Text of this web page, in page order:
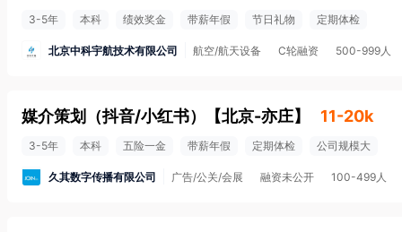
3-5年 本科 绩效奖金 带薪年假 节日礼物 定期体检
北京中科宇航技术有限公司 航空/航天设备 C轮融资 500-999人
媒介策划（抖音/小红书） 【北京-亦庄】 11-20k
3-5年 本科 五险一金 带薪年假 定期体检 公司规模大
久其数字传播有限公司 广告/公关/会展 融资未公开 100-499人